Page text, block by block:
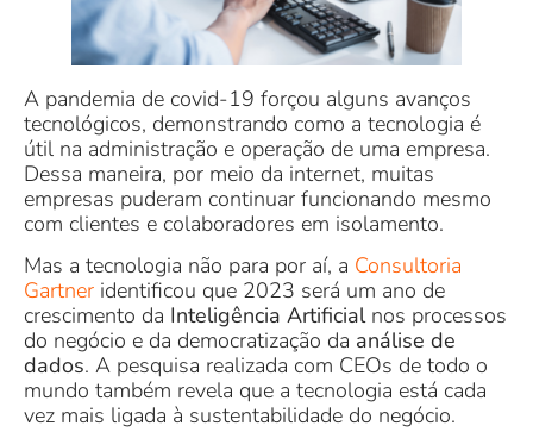
A pandemia de covid-19 forçou alguns avanços
tecnológicos, demonstrando como a tecnologia é
útil na administração e operação de uma empresa.
Dessa maneira, por meio da internet, muitas
empresas puderam continuar funcionando mesmo
com clientes e colaboradores em isolamento.
Mas a tecnologia não para por aí, a Consultoria
Gartner identificou que 2023 será um ano de
crescimento da Inteligência Artificial nos processos
do negócio e da democratização da análise de
dados. A pesquisa realizada com CEOs de todo o
mundo também revela que a tecnologia está cada
vez mais ligada à sustentabilidade do negócio.